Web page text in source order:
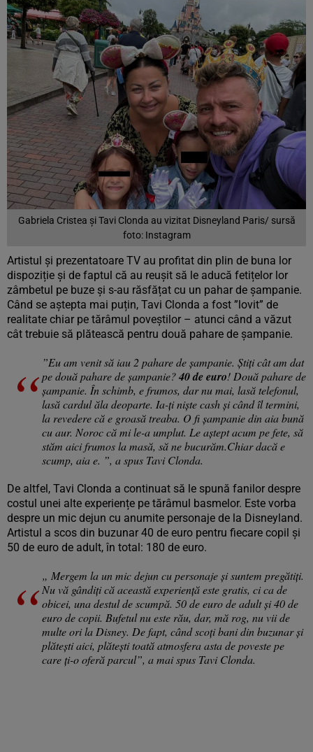
Gabriela Cristea și Tavi Clonda au vizitat Disneyland Paris/ sursă
foto: Instagram
Artistul și prezentatoare TV au profitat din plin de buna lor
dispoziție și de faptul că au reușit să le aducă fetițelor lor
zâmbetul pe buze și s-au răsfățat cu un pahar de șampanie.
Când se aștepta mai puțin, Tavi Clonda a fost ”lovit” de
realitate chiar pe tărâmul poveștilor – atunci când a văzut
cât trebuie să plătească pentru două pahare de șampanie.
”Eu am venit să iau 2 pahare de șampanie. Știți cât am dat
pe două pahare de șampanie?40 de euro! Două pahare de
șampanie. În schimb, e frumos, dar nu mai, lasă telefonul,
lasă cardul ăla deoparte. Ia-ți niște cash și când îl termini,
la revedere că e groasă treaba. O fi șampanie din aia bună
cu aur. Noroc că mi le-a umplut. Le aștept acum pe fete, să
stăm aici frumos la masă, să ne bucurăm.Chiar dacă e
scump, aia e. ”, a spus Tavi Clonda.
De altfel, Tavi Clonda a continuat să le spună fanilor despre
costul unei alte experiențe pe tărâmul basmelor. Este vorba
despre un mic dejun cu anumite personaje de la Disneyland.
Artistul a scos din buzunar 40 de euro pentru fiecare copil și
50 de euro de adult, în total: 180 de euro.
„ Mergem la un mic dejun cu personaje și suntem pregătiți.
Nu vă gândiți că această experiență este gratis, ci ca de
obicei, una destul de scumpă. 50 de euro de adult și 40 de
euro de copii. Bufetul nu este rău, dar, mă rog, nu vii de
multe ori la Disney. De fapt, când scoți bani din buzunar și
plătești aici, plătești toată atmosfera asta de poveste pe
care ți-o oferă parcul”, a mai spus Tavi Clonda.